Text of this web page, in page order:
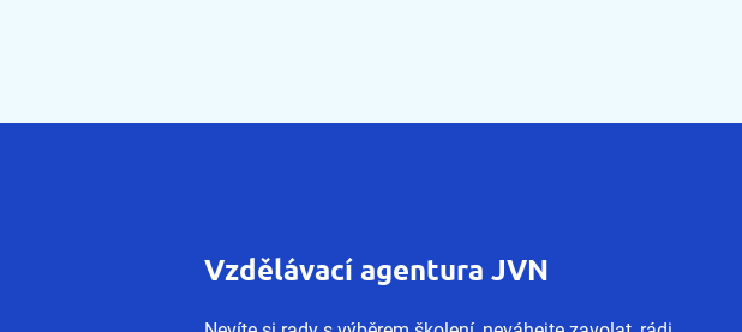
Vzdělávací agentura JVN